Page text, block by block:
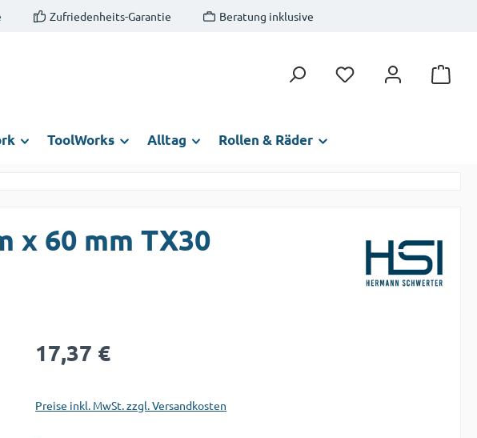
Zufriedenheits-Garantie Beratung inklusive
Du hast 0 Produkte auf
ToolWorks Alltag Rollen & Räder
x 60 mm TX30
Regulärer Preis:
17,37 €
Preise inkl. MwSt. zzgl. Versandkosten